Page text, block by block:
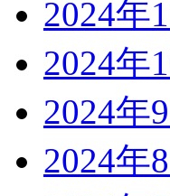
2024年
2024年
2024年
2024年